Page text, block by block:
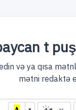
t
və ya qısa
mətni redaktə